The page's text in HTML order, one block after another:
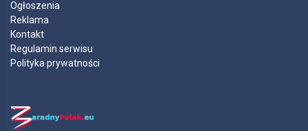
Ogłoszenia
Reklama
Kontakt
Regulamin serwisu
Polityka prywatności